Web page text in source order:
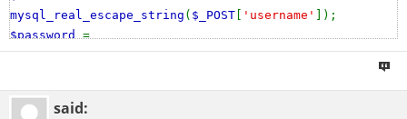
mysql_real_escape_string ( $_POST 'username'
]);
$password =
mysql_real_escape_string($_POST['password']);
$nome_clan
mysql_real_escape_string
said: